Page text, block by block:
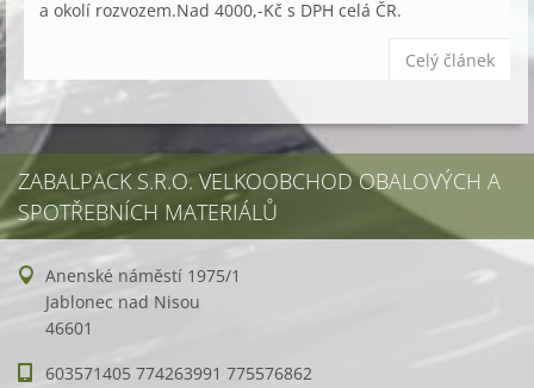
a okolí rozvozem.Nad 4000,-Kč s DPH celá ČR.
Celý článek
ZABALPACK S.R.O. VELKOOBCHOD OBALOVÝCH A
SPOTŘEBNÍCH MATERIÁLŮ
Anenské náměstí 1975/1
Jablonec nad Nisou
46601
603571405 774263991 775576862